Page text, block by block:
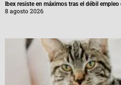
Ibex resiste en máximos tras el débil
8 agosto 2026